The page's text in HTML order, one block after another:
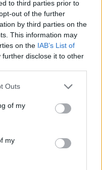
to third parties prior to
out of the further
by third parties on the
This information may
on the IAB’s List of
further disclose it to other
Outs
of my
my
del puzzle:
trovato il tuo